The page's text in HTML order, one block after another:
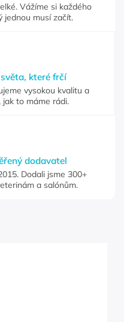
Vážíme si každého
jednou musí začít.
které frčí
vysokou kvalitu a
jak to máme rádi.
dodavatel
Dodali jsme 300+
a salónům.